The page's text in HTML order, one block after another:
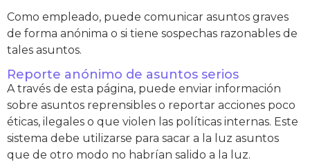
Como empleado, puede comunicar asuntos graves
de forma anónima o si tiene sospechas razonables de
tales asuntos.
Reporte anónimo de asuntos serios
A través de esta página, puede enviar información
sobre asuntos reprensibles o reportar acciones poco
éticas, ilegales o que violen las políticas internas. Este
sistema debe utilizarse para sacar a la luz asuntos
que de otro modo no habrían salido a la luz.